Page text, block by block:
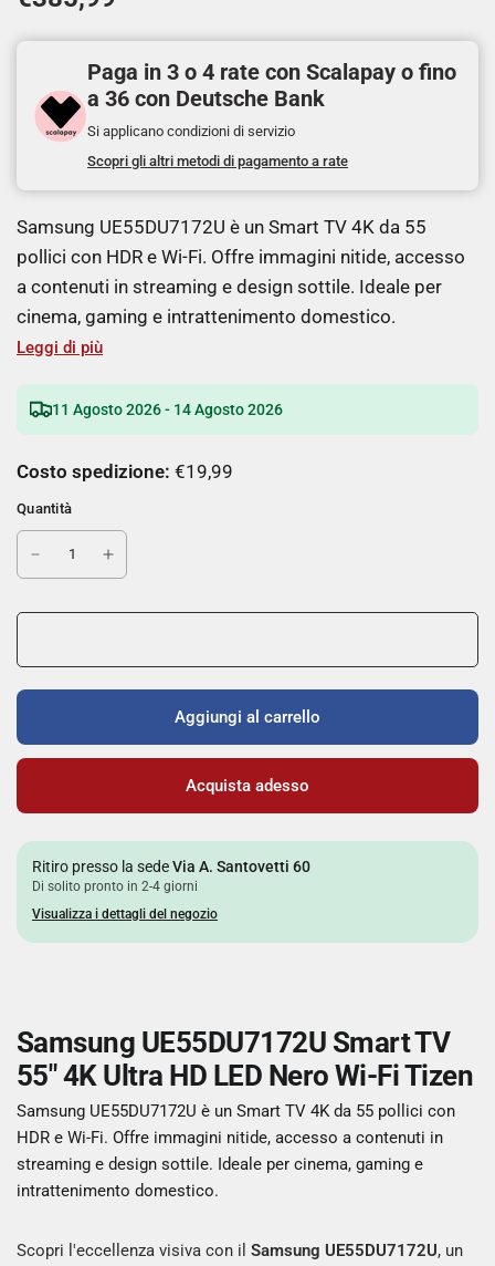
Paga in 3 o 4 rate con Scalapay o fino
a 36 con Deutsche Bank
Si applicano condizioni di servizio
Scopri gli altri metodi di pagamento a rate
Samsung UE55DU7172U è un Smart TV 4K da 55
pollici con HDR e Wi-Fi. Offre immagini nitide, accesso
a contenuti in streaming e design sottile. Ideale per
cinema, gaming e intrattenimento domestico.
Leggi di più
11 Agosto 2026 - 14 Agosto 2026
Costo spedizione: €19,99
Quantità
Aggiungi al carrello
Acquista adesso
Ritiro presso la sedeVia A. Santovetti 60
Di solito pronto in 2-4 giorni
Visualizza i dettagli del negozio
Samsung UE55DU7172U Smart TV
55" 4K Ultra HD LED Nero Wi-Fi Tizen
Samsung UE55DU7172U è un Smart TV 4K da 55 pollici con
HDR e Wi-Fi. Offre immagini nitide, accesso a contenuti in
streaming e design sottile. Ideale per cinema, gaming e
intrattenimento domestico.
Scopri l'eccellenza visiva con ilSamsung UE55DU7172U, un